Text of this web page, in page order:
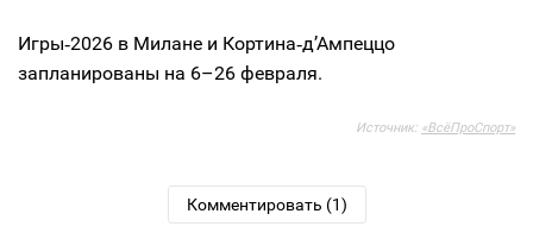
Игры‑2026 в Милане и Кортина‑д’Ампеццо
запланированы на 6–26 февраля.
Источник: «ВсёПроСпорт»
Комментировать (1)